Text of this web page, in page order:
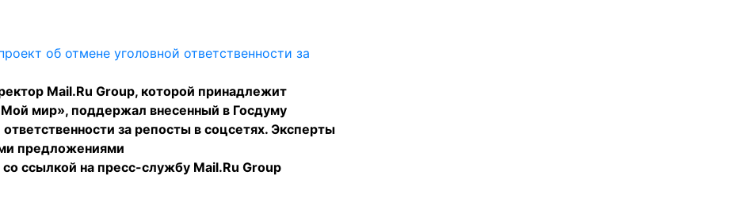
Mail.Ru Group, которой принадлежит
мир», поддержал внесенный в Госдуму
за репосты в соцсетях. Эксперты
предложениями
ссылкой на пресс-службу Mail.Ru Group